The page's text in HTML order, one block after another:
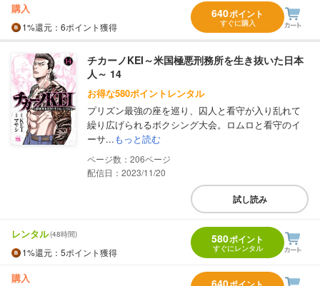
購入
1%還元 ：6ポイント獲得
640ポイント
すぐに購入
チカーノKEI～米国極悪刑務所を生き抜いた日本
人～ 14
お得な580ポイントレンタル
プリズン最強の座を巡り、囚人と看守が入り乱れて
繰り広げられるボクシング大会。ロムロと看守のイ
ーサ...もっと読む
206
配信日：2023/11/20
試し読み
レンタル(48時間)
1%還元 ：5ポイント獲得
580ポイント
すぐにレンタル
購入 640